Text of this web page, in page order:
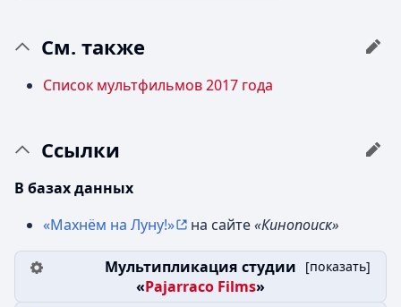
См. также
Список мультфильмов 2017 года
Ссылки
В базах данных
«Махнём на Луну!»
на сайте«Кинопоиск»
[показать]
Мультипликация студии
«Pajarraco Films»